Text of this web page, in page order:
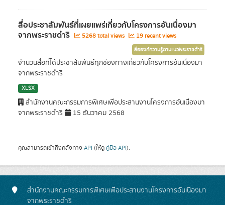
สื่อประชาสัมพันธ์ที่เผยแพร่เกี่ยวกับโครงการอันเนื่องมา
จากพระราชดำริ 5268 total views 19 recent views
สื่อองค์ความรู้ตามแนวพระราชดำริ
จำนวนสื่อที่ได้ประชาสัมพันธ์ทุกช่องทางเกี่ยวกับโครงการอันเนื่องมา
จากพระราชดำริ
XLSX
สำนักงานคณะกรรมการพิเศษเพื่อประสานงานโครงการอันเนื่องมา
จากพระราชดำริ
15 ธันวาคม 2568
คุณสามารถเข้าถึงคลังทาง API (ให้ดู คู่มือ API).
สำนักงานคณะกรรมการพิเศษเพื่อประสานงานโครงการอันเนื่องมา
จากพระราชดำริ